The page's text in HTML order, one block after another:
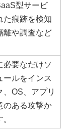
型サービ
た痕跡を検知
離や調査など
必要なだけソ
ールをインス
、OS、アプリ
のある攻撃か